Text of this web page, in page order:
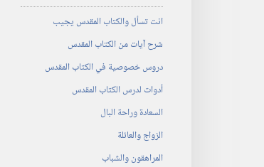
انت تسأل والكتاب المقدس يجيب
شرح آيات من الكتاب المقدس
دروس خصوصية في الكتاب المقدس
أدوات لدرس الكتاب المقدس
السعادة وراحة البال
الزواج والعائلة
المراهقون والشباب